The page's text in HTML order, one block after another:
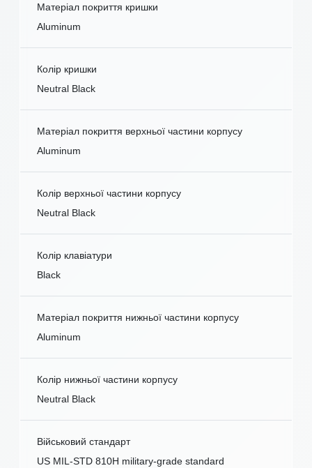
Матеріал покриття кришки
Aluminum
Колір кришки
Neutral Black
Матеріал покриття верхньої частини корпусу
Aluminum
Колір верхньої частини корпусу
Neutral Black
Колір клавіатури
Black
Матеріал покриття нижньої частини корпусу
Aluminum
Колір нижньої частини корпусу
Neutral Black
Військовий стандарт
US MIL-STD 810H military-grade standard